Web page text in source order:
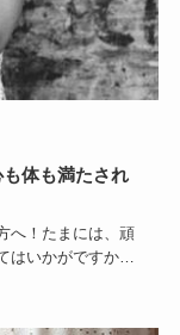
体も満たされ
へ！たまには、頑
いかがですか？